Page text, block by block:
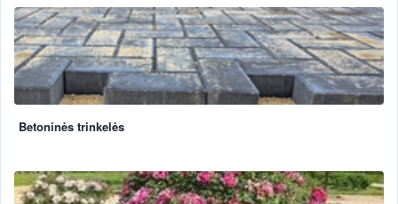
Betoninės trinkelės